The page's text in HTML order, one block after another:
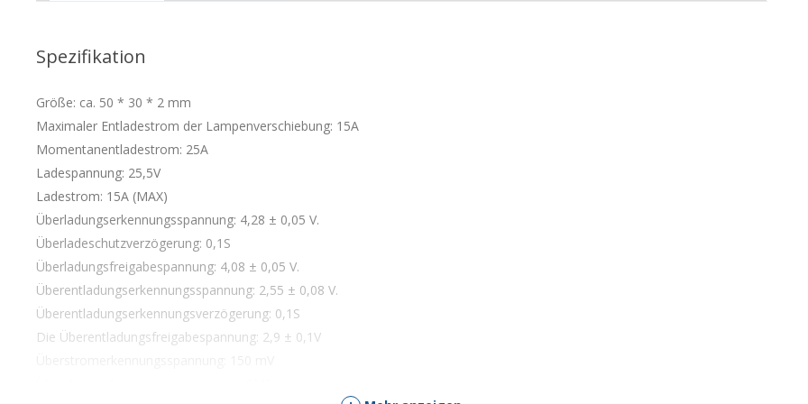
Spezifikation
Größe: ca. 50 * 30 * 2 mm
Maximaler Entladestrom der Lampenverschiebung: 15A
Momentanentladestrom: 25A
Ladespannung: 25,5V
Ladestrom: 15A (MAX)
Überladungserkennungsspannung: 4,28 ± 0,05 V.
Überladeschutzverzögerung: 0,1S
Überladungsfreigabespannung: 4,08 ± 0,05 V.
Überentladungserkennungsspannung: 2,55 ± 0,08 V.
Überentladungserkennungsverzögerung: 0,1S
Die Überentladungsfreigabespannung: 2,9 ± 0,1V